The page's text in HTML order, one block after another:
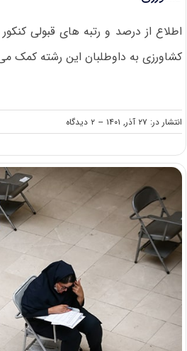
اطلاع از درصد و رتبه های قبولی
کشاورزی به داوطلبان این رشته کمک
انتشار در: ۲۷ آذر, ۱۴۰۱ -- ۲ دیدگاه
on
درصد
رتبه
کارشناسی
مهندسی
مکانیزاسیون
کشاورزی